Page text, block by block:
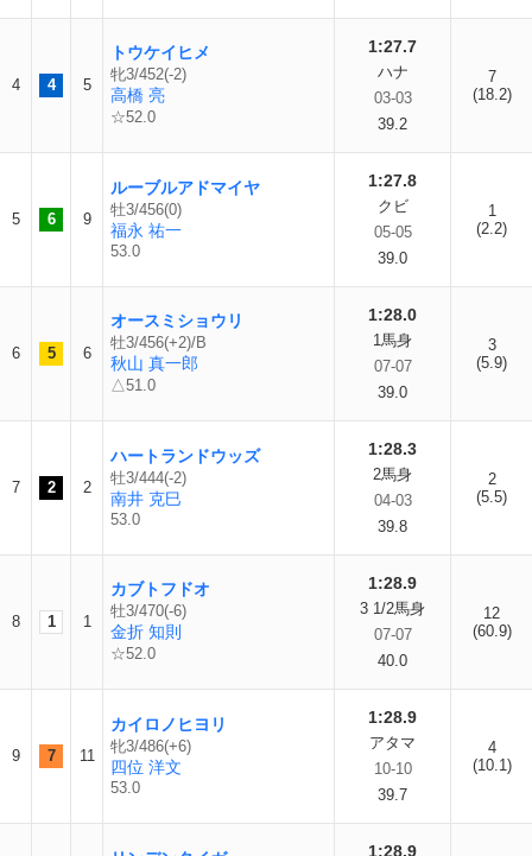
4 4 5
トウケイヒメ
牝3/452(-2)
高橋 亮
☆52.0
1:27.7
ハナ
03-03
39.2
7
(18.2)
5 6 9
ルーブルアドマイヤ
牡3/456(0)
福永 祐一
53.0
1:27.8
クビ
05-05
39.0
1
(2.2)
6 5 6
オースミショウリ
牡3/456(+2)/B
秋山 真一郎
△51.0
1:28.0
1馬身
07-07
39.0
3
(5.9)
7 2 2
ハートランドウッズ
牡3/444(-2)
南井 克巳
53.0
1:28.3
2馬身
04-03
39.8
2
(5.5)
8 1 1
カブトフドオ
牡3/470(-6)
金折 知則
☆52.0
1:28.9
3 1/2馬身
07-07
40.0
12
(60.9)
9 7 11
カイロノヒヨリ
牝3/486(+6)
四位 洋文
53.0
1:28.9
アタマ
10-10
39.7
4
(10.1)
1:28.9